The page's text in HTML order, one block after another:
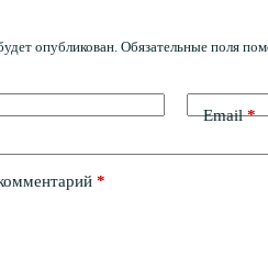
опубликован. Обязательные поля
Email*
*